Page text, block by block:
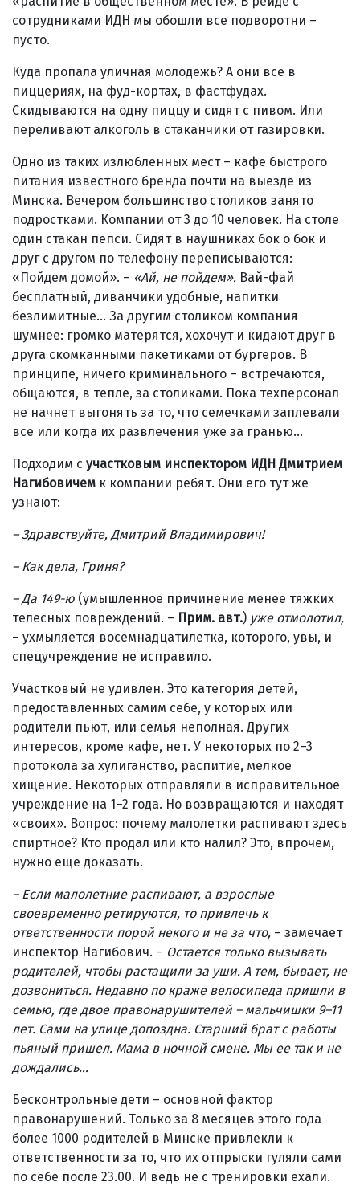
сотрудниками ИДН мы обошли все подворотни –
пусто.
Куда пропала уличная молодежь? А они все в
пиццериях, на фуд-кортах, в фастфудах.
Скидываются на одну пиццу и сидят с пивом. Или
переливают алкоголь в стаканчики от газировки.
Одно из таких излюбленных мест – кафе быстрого
питания известного бренда почти на выезде из
Минска. Вечером большинство столиков занято
подростками. Компании от 3 до 10 человек. На столе
один стакан пепси. Сидят в наушниках бок о бок и
друг с другом по телефону переписываются:
«Пойдем домой». – «Ай, не пойдем». Вай-фай
бесплатный, диванчики удобные, напитки
безлимитные… За другим столиком компания
шумнее: громко матерятся, хохочут и кидают друг в
друга скомканными пакетиками от бургеров. В
принципе, ничего криминального – встречаются,
общаются, в тепле, за столиками. Пока техперсонал
не начнет выгонять за то, что семечками заплевали
все или когда их развлечения уже за гранью…
Подходим с участковым инспектором ИДН Дмитрием
Нагибовичем к компании ребят. Они его тут же
узнают:
– Здравствуйте, Дмитрий Владимирович!
– Как дела, Гриня?
– Да 149-ю (умышленное причинение менее тяжких
телесных повреждений. – Прим. авт.) уже отмолотил,
– ухмыляется восемнадцатилетка, которого, увы, и
спецучреждение не исправило.
Участковый не удивлен. Это категория детей,
предоставленных самим себе, у которых или
родители пьют, или семья неполная. Других
интересов, кроме кафе, нет. У некоторых по 2–3
протокола за хулиганство, распитие, мелкое
хищение. Некоторых отправляли в исправительное
учреждение на 1–2 года. Но возвращаются и находят
«своих». Вопрос: почему малолетки распивают здесь
спиртное? Кто продал или кто налил? Это, впрочем,
нужно еще доказать.
– Если малолетние распивают, а взрослые
своевременно ретируются, то привлечь к
ответственности порой некого и не за что, – замечает
инспектор Нагибович. – Остается только вызывать
родителей, чтобы растащили за уши. А тем, бывает, не
дозвониться. Недавно по краже велосипеда пришли в
семью, где двое правонарушителей – мальчишки 9–11
лет. Сами на улице допоздна. Старший брат с работы
пьяный пришел. Мама в ночной смене. Мы ее так и не
дождались…
Бесконтрольные дети – основной фактор
правонарушений. Только за 8 месяцев этого года
более 1000 родителей в Минске привлекли к
ответственности за то, что их отпрыски гуляли сами
по себе после 23.00. И ведь не с тренировки ехали.